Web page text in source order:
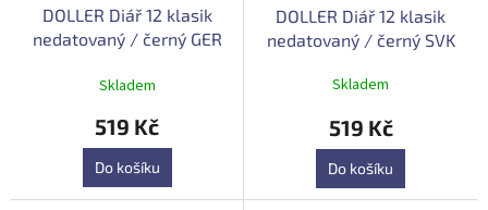
DOLLER Diář 12 klasik
nedatovaný / černý GER
Skladem
519 Kč
Do košíku
DOLLER Diář 12 klasik
nedatovaný / černý SVK
Průměrné
hodnocení
produktu
je
5,0
z
5
Skladem
519 Kč
Do košíku